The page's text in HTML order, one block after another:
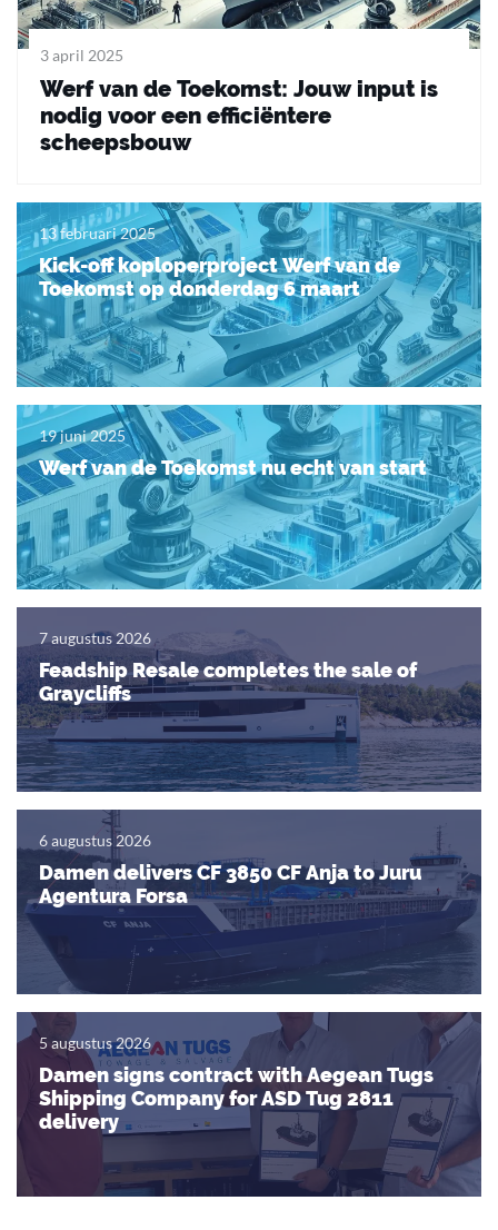
3 april 2025
Werf van de Toekomst: Jouw input is
nodig voor een efficiëntere
scheepsbouw
13 februari 2025
Kick-off koploperproject Werf van de
Toekomst op donderdag 6 maart
19 juni 2025
Werf van de Toekomst nu echt van start
7 augustus 2026
Feadship Resale completes the sale of
Graycliffs
6 augustus 2026
Damen delivers CF 3850 CF Anja to Juru
Agentura Forsa
5 augustus 2026
Damen signs contract with Aegean Tugs
Shipping Company for ASD Tug 2811
delivery